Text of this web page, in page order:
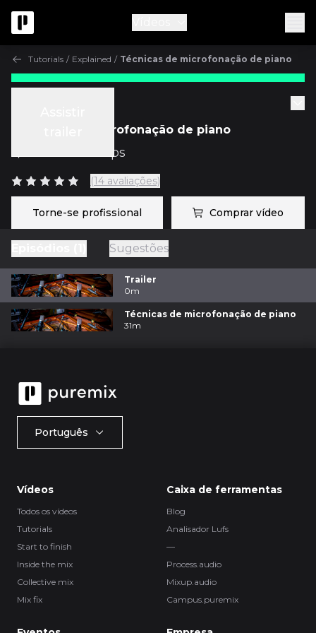
Tutorials / Explained / Técnicas de microfonação de piano
Técnicas de microfonação de piano
Andrew Scheps
(14 avaliações)
Torne-se profissional Comprar vídeo
Sugestões
Trailer
0m
Técnicas de microfonação de piano
31m
Português
Vídeos
Todos os vídeos
Tutorials
Start to finish
Inside the mix
Collective mix
Mix fix
Caixa de ferramentas
Blog
Analisador Lufs
—
Process.audio
Mixup.audio
Campus.puremix